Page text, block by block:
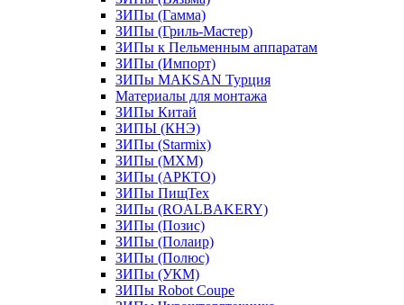
ЗИПы (Гамма)
ЗИПы (Гриль-Мастер)
ЗИПы к Пельменным аппаратам
ЗИПы (Импорт)
ЗИПы MAKSAN Турция
Материалы для монтажа
ЗИПы Китай
ЗИПЫ (КНЭ)
ЗИПы (Starmix)
ЗИПы (МХМ)
ЗИПы (АРКТО)
ЗИПы ПищТех
ЗИПы (ROALBAKERY)
ЗИПы (Позис)
ЗИПы (Полаир)
ЗИПы (Полюс)
ЗИПы (УКМ)
ЗИПы Robot Coupe